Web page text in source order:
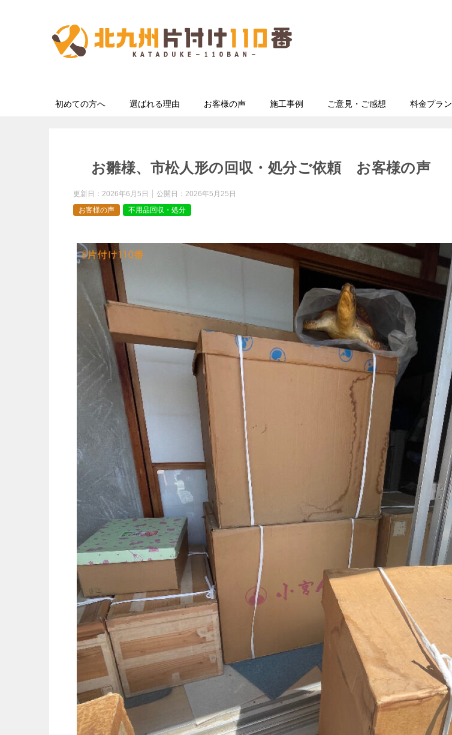
初めての方へ 選ばれる理由 お客様の声 施工事例 ご意見・ご感想 料金プラン
お雛様、市松人形の回収・処分ご依頼 お客様の声
更新日： 2026年6月5日 公開日： 2026年5月25日
お客様の声
不用品回収・処分